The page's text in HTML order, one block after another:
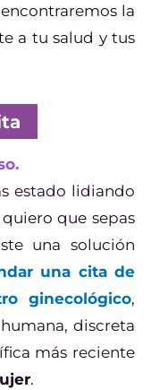
la
a tu salud y tus
estado lidiando
que sepas
una solución
una cita de
ginecológico,
discreta
más reciente
.